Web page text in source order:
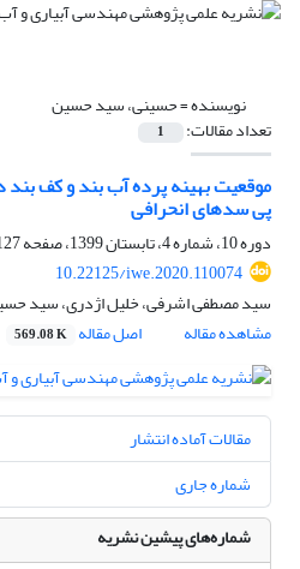
نویسنده =حسینی، سید حسین
تعداد مقالات: 1
موقعیت بهینه پرده آب بند و کف
پی سدهای انحرافی
دوره 10، شماره 4، تابستان 1399، صفحه
143
10.22125/iwe.2020.110074
سید مصطفی اشرفی، خلیل اژدری، سید
مشاهده مقاله
اصل مقاله 569.08 K
مقالات آماده انتشار
شماره جاری
شماره‌های پیشین نشریه